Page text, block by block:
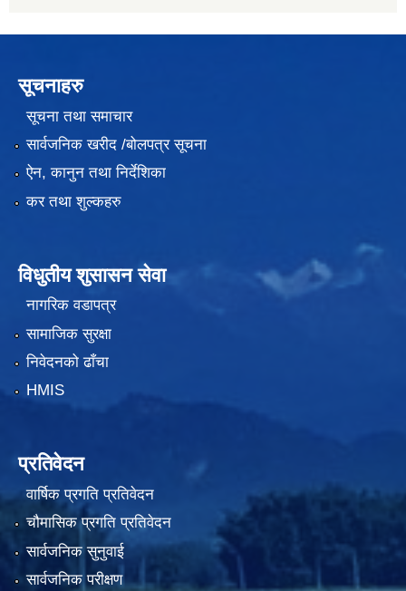
सूचनाहरु
सूचना तथा समाचार
सार्वजनिक खरीद /बोलपत्र सूचना
ऐन, कानुन तथा निर्देशिका
कर तथा शुल्कहरु
विधुतीय शुसासन सेवा
नागरिक वडापत्र
सामाजिक सुरक्षा
निवेदनको ढाँचा
HMIS
प्रतिवेदन
वार्षिक प्रगति प्रतिवेदन
चौमासिक प्रगति प्रतिवेदन
सार्वजनिक सुनुवाई
सार्वजनिक परीक्षण